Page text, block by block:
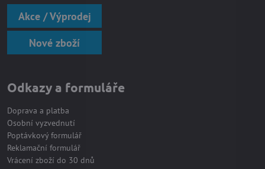
Akce / Výprodej
Nové zboží
Odkazy a formuláře
Doprava a platba
Osobní vyzvednutí
Poptávkový formulář
Reklamační formulář
Vrácení zboží do 30 dnů